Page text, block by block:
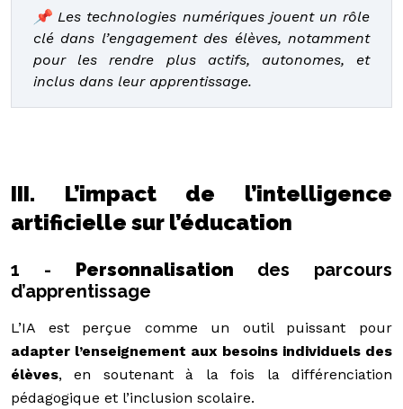
📌 Les technologies numériques jouent un rôle
clé dans l’engagement des élèves, notamment
pour les rendre plus actifs, autonomes, et
inclus dans leur apprentissage.
III. L’impact de l’intelligence
artificielle sur l’éducation
1 - Personnalisation des parcours
d’apprentissage
L’IA est perçue comme un outil puissant pour
adapter l’enseignement aux besoins individuels des
élèves, en soutenant à la fois la différenciation
pédagogique et l’inclusion scolaire.